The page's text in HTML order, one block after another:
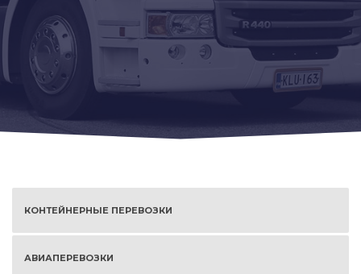
КОНТЕЙНЕРНЫЕ ПЕРЕВОЗКИ
АВИАПЕРЕВОЗКИ